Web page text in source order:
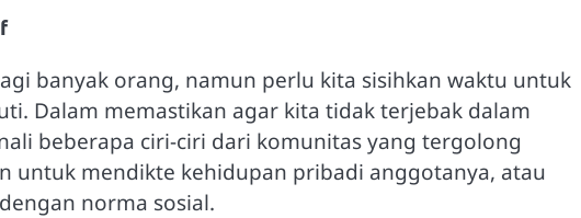
banyak orang, namun perlu kita sisihkan waktu untuk
Dalam memastikan agar kita tidak terjebak dalam
beberapa ciri-ciri dari komunitas yang tergolong
untuk mendikte kehidupan pribadi anggotanya, atau
norma sosial.